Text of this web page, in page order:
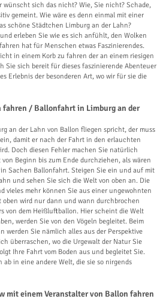
sich das nicht? Wie, Sie nicht? Schade,
gemeint. Wie wäre es denn einmal mit einer
schöne Städtchen Limburg an der Lahn?
erleben Sie wie es sich anfühlt, den Wolken
hat für Menschen etwas Faszinierendes.
in einem Korb zu fahren der an einem riesigen
Sie sich bereit für dieses faszinierende Abenteuer
Erlebnis der besonderen Art, wo wir für sie die
fahren / Ballonfahrt in Limburg an der
an der Lahn von Ballon fliegen spricht, der muss
damit er nach der Fahrt in den erlauchten
Doch diesen Fehler machen Sie natürlich
Beginn bis zum Ende durchziehen, als wären
Sachen Ballonfahrt. Steigen Sie ein und auf mit
und sehen Sie sich die Welt von oben an. Die
vieles mehr können Sie aus einer ungewohnten
oben wird nur dann und wann durchbrochen
von dem Heißluftballon. Hier scheint die Welt
werden Sie von den Vögeln begleitet. Beim
werden Sie nämlich alles aus der Perspektive
überraschen, wo die Urgewalt der Natur Sie
Ihre Fahrt vom Boden aus und begleitet Sie.
ab in eine andere Welt, die sie so nirgends
mit einem Veranstalter von Ballon fahren